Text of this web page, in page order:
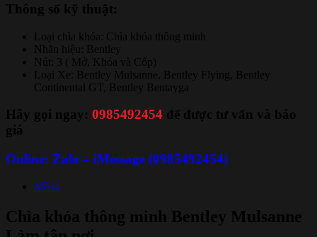
Thông số kỹ thuật:
Loại chìa khóa: Chìa khóa thông minh
Nhãn hiệu: Bentley
Nút: 3 ( Mở, Khóa và Cốp)
Loại Xe: Bentley Mulsanne, Bentley Flying, Bentley
Continental GT, Bentley Bentayga
Hãy gọi ngay: 0985492454 để được tư vấn và báo
giá
Online: Zalo – iMessage (0985492454)
Mô tả
Chìa khóa thông minh Bentley Mulsanne